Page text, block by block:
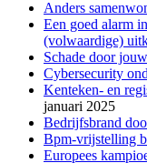
Anders
Een goed alarm
(volwaardige)
Schade door
Cybersecurity
Kenteken- en
januari 2025
Bedrijfsbrand
Bpm-vrijstelling
Europees